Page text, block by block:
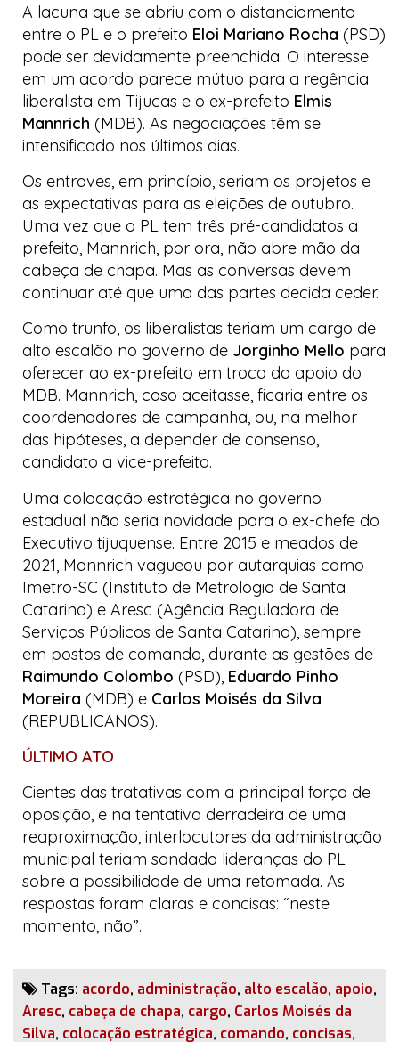
A lacuna que se abriu com o distanciamento
entre o PL e o prefeito Eloi Mariano Rocha (PSD)
pode ser devidamente preenchida. O interesse
em um acordo parece mútuo para a regência
liberalista em Tijucas e o ex-prefeito Elmis
Mannrich (MDB). As negociações têm se
intensificado nos últimos dias.
Os entraves, em princípio, seriam os projetos e
as expectativas para as eleições de outubro.
Uma vez que o PL tem três pré-candidatos a
prefeito, Mannrich, por ora, não abre mão da
cabeça de chapa. Mas as conversas devem
continuar até que uma das partes decida ceder.
Como trunfo, os liberalistas teriam um cargo de
alto escalão no governo de Jorginho Mello para
oferecer ao ex-prefeito em troca do apoio do
MDB. Mannrich, caso aceitasse, ficaria entre os
coordenadores de campanha, ou, na melhor
das hipóteses, a depender de consenso,
candidato a vice-prefeito.
Uma colocação estratégica no governo
estadual não seria novidade para o ex-chefe do
Executivo tijuquense. Entre 2015 e meados de
2021, Mannrich vagueou por autarquias como
Imetro-SC (Instituto de Metrologia de Santa
Catarina) e Aresc (Agência Reguladora de
Serviços Públicos de Santa Catarina), sempre
em postos de comando, durante as gestões de
Raimundo Colombo (PSD), Eduardo Pinho
Moreira (MDB) e Carlos Moisés da Silva
(REPUBLICANOS).
ÚLTIMO ATO
Cientes das tratativas com a principal força de
oposição, e na tentativa derradeira de uma
reaproximação, interlocutores da administração
municipal teriam sondado lideranças do PL
sobre a possibilidade de uma retomada. As
respostas foram claras e concisas: “neste
momento, não”.
Tags: acordo, administração, alto escalão, apoio,
Aresc, cabeça de chapa, cargo, Carlos Moisés da
Silva, colocação estratégica, comando, concisas,